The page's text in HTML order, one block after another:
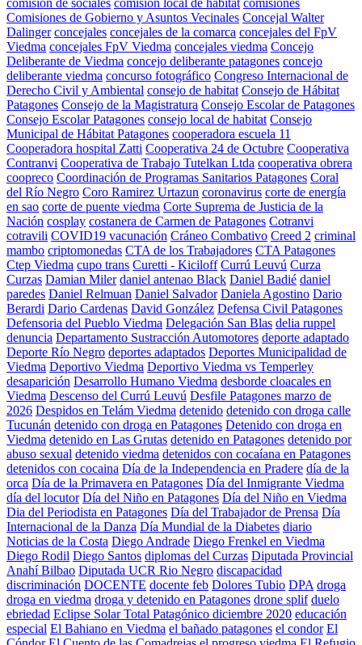
comisión de sociales comisión local de hábitat comisiones
Comisiones de Gobierno y Asuntos Vecinales Concejal Walter
Dalinger concejales concejales de la comarca concejales del FpV
Viedma concejales FpV Viedma concejales viedma Concejo
Deliberante de Viedma concejo deliberante patagones concejo
deliberante viedma concurso fotográfico Congreso Internacional de
Derecho Civil y Ambiental consejo de habitat Consejo de Hábitat
Patagones Consejo de la Magistratura Consejo Escolar de Patagones
Consejo Escolar Patagones consejo local de habitat Consejo
Municipal de Hábitat Patagones cooperadora escuela 11
Cooperadora hospital Zatti Cooperativa 24 de Octubre Cooperativa
Contranvi Cooperativa de Trabajo Tutelkan Ltda cooperativa obrera
coopreco Coordinación de Programas Sanitarios Patagones Coral
del Río Negro Coro Ramirez Urtazun coronavirus corte de energía
en sao corte de puente viedma Corte Suprema de Justicia de la
Nación cosplay costanera de Carmen de Patagones Cotranvi
cotravili COVID19 vacunación Cráneo Combativo Creed 2 criminal
mambo criptomonedas CTA de los Trabajadores CTA Patagones
Ctep Viedma cupo trans Curetti - Kiciloff Currú Leuvú Curza
Curzas Damian Miler daniel antenao Black Daniel Badié daniel
paredes Daniel Relmuan Daniel Salvador Daniela Agostino Dario
Berardi Dario Cardenas David González Defensa Civil Patagones
Defensoria del Pueblo Viedma Delegación San Blas delia ruppel
denuncia Departamento Sustracción Automotores deporte adaptado
Deporte Río Negro deportes adaptados Deportes Municipalidad de
Viedma Deportivo Viedma Deportivo Viedma vs Temperley
desaparición Desarrollo Humano Viedma desborde cloacales en
Viedma Descenso del Currú Leuvú Desfile Patagones marzo de
2026 Despidos en Telám Viedma detenido detenido con droga calle
Tucunán detenido con droga en Patagones Detenido con droga en
Viedma detenido en Las Grutas detenido en Patagones detenido por
abuso sexual detenido viedma detenidos con cocaíana en Patagones
detenidos con cocaina Día de la Independencia en Pradere día de la
orca Día de la Primavera en Patagones Día del Inmigrante Viedma
día del locutor Día del Niño en Patagones Día del Niño en Viedma
Dia del Periodista en Patagones Día del Trabajador de Prensa Día
Internacional de la Danza Día Mundial de la Diabetes diario
Noticias de la Costa Diego Andrade Diego Frenkel en Viedma
Diego Rodil Diego Santos diplomas del Curzas Diputada Provincial
Anahí Bilbao Diputada UCR Rio Negro discapacidad
discriminación DOCENTE docente feb Dolores Tubio DPA droga
droga en viedma droga y detenido en Patagones drone splif duelo
ebriedad Eclipse Solar Total Patagónico diciembre 2020 educación
especial El Bahiano en Viedma el bañado patagones el condor El